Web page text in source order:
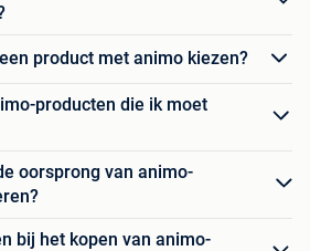
product met animo kiezen?
producten die ik moet
oorsprong van animo-
bij het kopen van animo-